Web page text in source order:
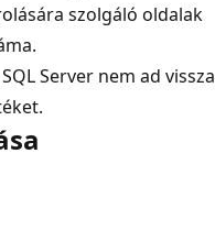
szolgáló oldalak
Server nem ad vissza